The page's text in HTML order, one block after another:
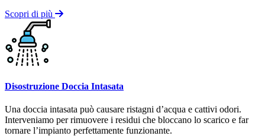
Scopri di più
Disostruzione Doccia Intasata
Una doccia intasata può causare ristagni d’acqua e cattivi odori.
Interveniamo per rimuovere i residui che bloccano lo scarico e far
tornare l’impianto perfettamente funzionante.